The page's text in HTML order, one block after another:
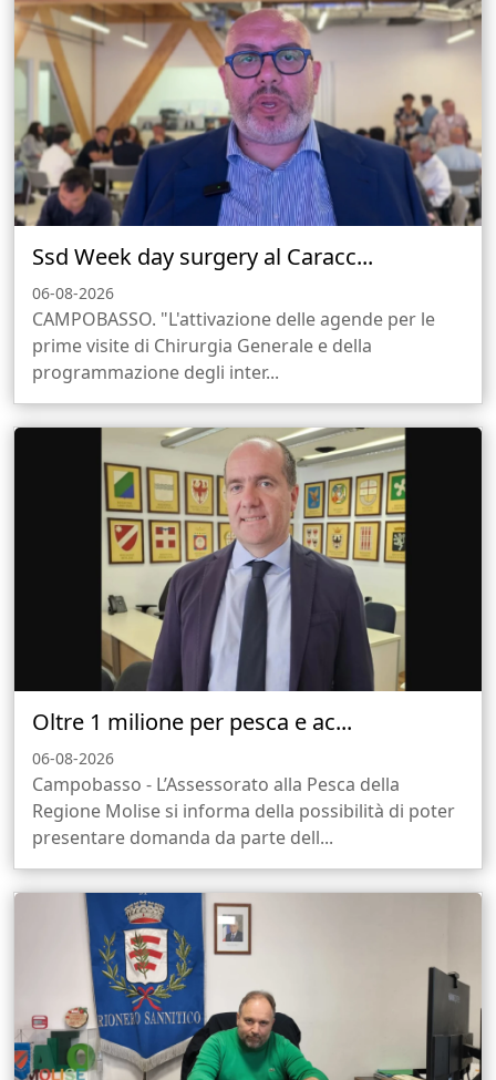
Ssd Week day surgery al Caracc...
06-08-2026
CAMPOBASSO. "L'attivazione delle agende per le
prime visite di Chirurgia Generale e della
programmazione degli inter...
Oltre 1 milione per pesca e ac...
06-08-2026
Campobasso - L’Assessorato alla Pesca della
Regione Molise si informa della possibilità di poter
presentare domanda da parte dell...